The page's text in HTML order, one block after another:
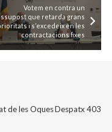
Votem en contra un
que retarda grans
i s’excedeix en les
contractacions fixes
de les OquesDespatx 403